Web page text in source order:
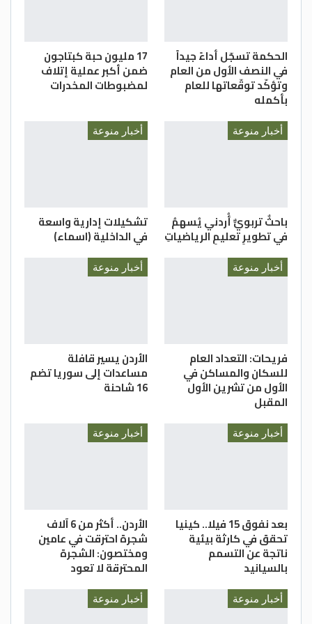
الحكمة تسجّل أداءً جيداً
في النصف الأول من العام
وتؤكّد توقّعاتها للعام
بأكمله
17 مليون حبة كبتاجون
ضمن أكبر عملية إتلاف
لمضبوطات المخدرات
أخبار منوعة
باحثٌ تربويٌّ أُردني يُسهمُ
في تطويرِ تعليمِ الرياضياتِ
أخبار منوعة
تشكيلات إدارية واسعة
في الداخلية (اسماء)
أخبار منوعة
فريحات: التعداد العام
للسكان والمساكن في
الأول من تشرين الأول
المقبل
أخبار منوعة
الأردن يسير قافلة
مساعدات إلى سوريا تضم
16 شاحنة
أخبار منوعة
بعد نفوق 15 فيلا.. كينيا
تحقق في كارثة بيئية
ناتجة عن التسمم
بالسيانيد
أخبار منوعة
الأردن.. أكثر من 6 آلاف
شجرة احترقت في عامين
ومختصون: الشجرة
المحترقة لا تعود
أخبار منوعة أخبار منوعة